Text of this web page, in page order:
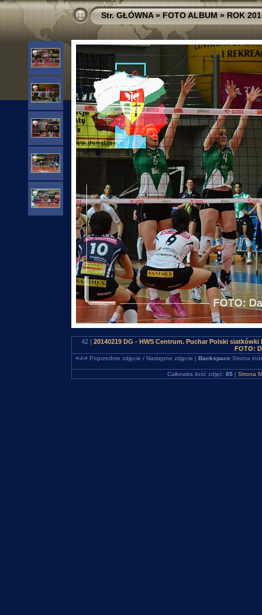
Str. GŁÓWNA»FOTO ALBUM»ROK
42 | 20140219 DG - HWS Centrum. Puchar Polski
FOTO:
<-/->Poprzednie zdjęcie / Następne zdjęcie | Backspace Strona
Całkowita ilość zdjęć: 85 | Strona